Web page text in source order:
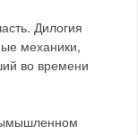
Дилогия
механики,
во времени